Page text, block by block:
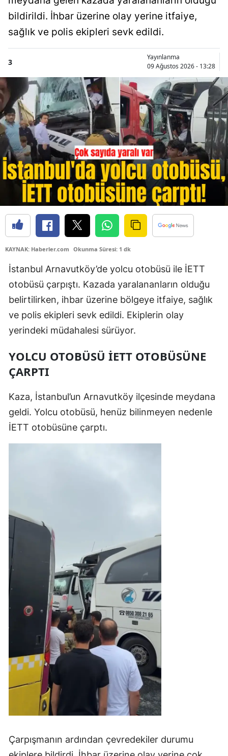
bildirildi. İhbar üzerine olay yerine itfaiye,
sağlık ve polis ekipleri sevk edildi.
3
Yayınlanma
09 Ağustos 2026 - 13:28
KAYNAK: Haberler.com Okunma Süresi: 1 dk
İstanbul Arnavutköy’de yolcu otobüsü ile İETT
otobüsü çarpıştı. Kazada yaralananların olduğu
belirtilirken, ihbar üzerine bölgeye itfaiye, sağlık
ve polis ekipleri sevk edildi. Ekiplerin olay
yerindeki müdahalesi sürüyor.
YOLCU OTOBÜSÜ İETT OTOBÜSÜNE
ÇARPTI
Kaza, İstanbul’un Arnavutköy ilçesinde meydana
geldi. Yolcu otobüsü, henüz bilinmeyen nedenle
İETT otobüsüne çarptı.
Çarpışmanın ardından çevredekiler durumu